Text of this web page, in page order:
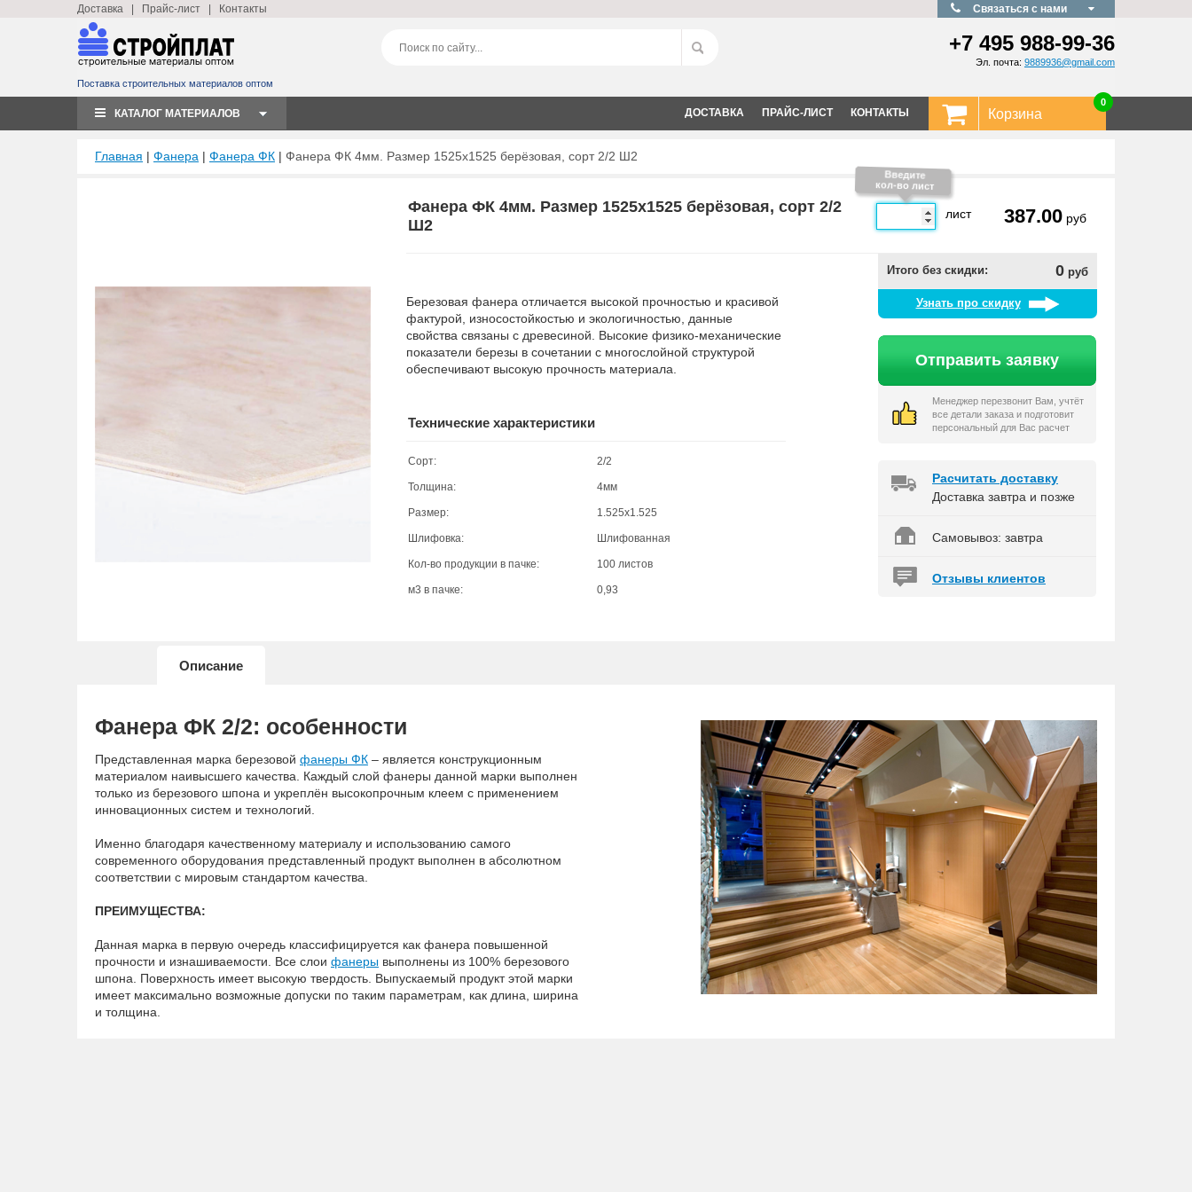
Доставка Прайс-лист Контакты Связаться с нами
Поставка строительных материалов оптом
+7 495 988-99-36
Эл. почта: 9889936@gmail.com
КАТАЛОГ МАТЕРИАЛОВ ДОСТАВКА ПРАЙС-ЛИСТ КОНТАКТЫ Корзина
0
Главная | Фанера | Фанера ФК | Фанера ФК 4мм. Размер 1525х1525 берёзовая, сорт 2/2 Ш2
Фанера ФК 4мм. Размер 1525х1525 берёзовая, сорт 2/2
Ш2
Введите
кол-во лист
лист 387.00 руб
Итого без скидки: 0 руб
Березовая фанера отличается высокой прочностью и красивой
фактурой, износостойкостью и экологичностью, данные
свойства связаны с древесиной. Высокие физико-механические
показатели березы в сочетании с многослойной структурой
обеспечивают высокую прочность материала.
Технические характеристики
Сорт: 2/2
Толщина: 4мм
Размер: 1.525х1.525
Шлифовка: Шлифованная
Кол-во продукции в пачке: 100 листов
м3 в пачке: 0,93
Узнать про скидку
Менеджер перезвонит Вам, учтёт
все детали заказа и подготовит
персональный для Вас расчет
Расчитать доставку
Доставка завтра и позже
Самовывоз: завтра
Отзывы клиентов
Описание
Фанера ФК 2/2: особенности
Представленная марка березовой фанеры ФК – является конструкционным
материалом наивысшего качества. Каждый слой фанеры данной марки выполнен
только из березового шпона и укреплён высокопрочным клеем с применением
инновационных систем и технологий.
Именно благодаря качественному материалу и использованию самого
современного оборудования представленный продукт выполнен в абсолютном
соответствии с мировым стандартом качества.
ПРЕИМУЩЕСТВА:
Данная марка в первую очередь классифицируется как фанера повышенной
прочности и изнашиваемости. Все слои фанеры выполнены из 100% березового
шпона. Поверхность имеет высокую твердость. Выпускаемый продукт этой марки
имеет максимально возможные допуски по таким параметрам, как длина, ширина
и толщина.